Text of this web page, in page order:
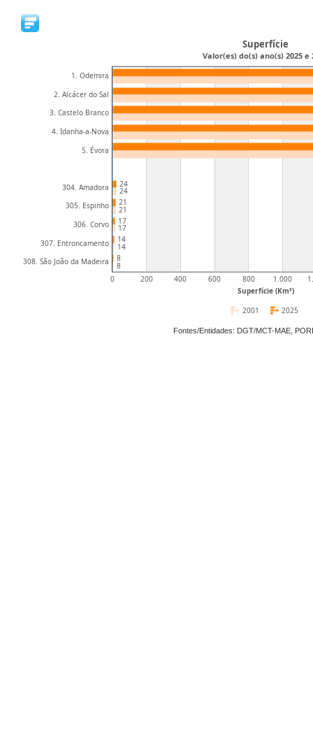
Superfície (Km²)
0 200 400 600 800 1.000
1. Odemira
2. Alcácer do Sal
3. Castelo Branco
4. Idanha-a-Nova
5. Évora
304. Amadora
305. Espinho
306. Corvo
307. Entroncamento
308. São João da Madeira
24
21
17
14
8
24
21
17
14
8
Superfície
Valor(es) do(s) ano(s) 2025 e
2025
2001
Fontes/Entidades: DGT/MCT-MAE,